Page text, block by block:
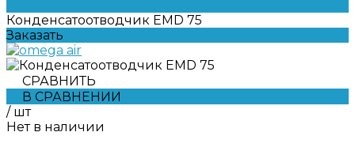
Конденсатоотводчик EMD 75
Заказать
СРАВНИТЬ
В СРАВНЕНИИ
/ шт
Нет в наличии